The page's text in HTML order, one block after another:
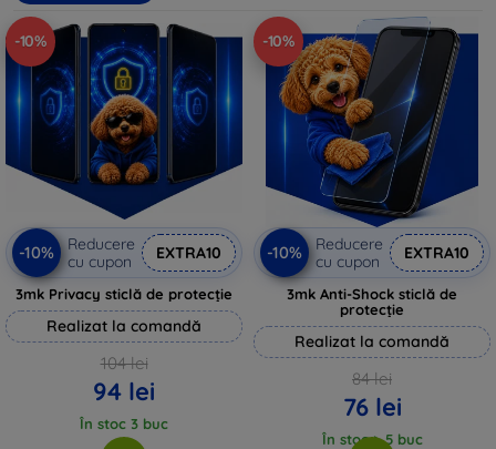
-10%
-10%
Reducere
cu cupon
EXTRA10
3mk Privacy sticlă de protecție
Realizat la comandă
104 lei
94 lei
În stoc 3 buc
-10%
-10%
Reducere
cu cupon
EXTRA10
3mk Anti-Shock sticlă de
protecție
Realizat la comandă
84 lei
76 lei
În stoc > 5 buc